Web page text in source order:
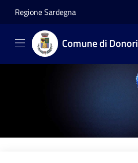
Regione Sardegna
Comune di Donori